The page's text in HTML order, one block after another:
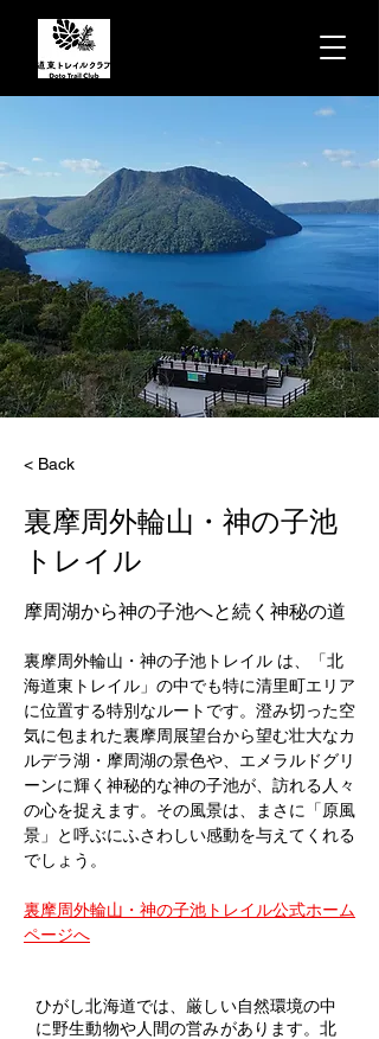
< Back
裏摩周外輪山・神の子池
トレイル
摩周湖から神の子池へと続く神秘の道
裏摩周外輪山・神の子池トレイル は、「北
海道東トレイル」の中でも特に清里町エリア
に位置する特別なルートです。澄み切った空
気に包まれた裏摩周展望台から望む壮大なカ
ルデラ湖・摩周湖の景色や、エメラルドグリ
ーンに輝く神秘的な神の子池が、訪れる人々
の心を捉えます。その風景は、まさに「原風
景」と呼ぶにふさわしい感動を与えてくれる
でしょう。
裏摩周外輪山・神の子池トレイル公式ホーム
ページへ
ひがし北海道では、厳しい自然環境の中
に野生動物や人間の営みがあります。北